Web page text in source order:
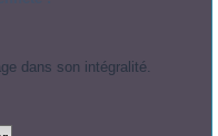
dans son intégralité.